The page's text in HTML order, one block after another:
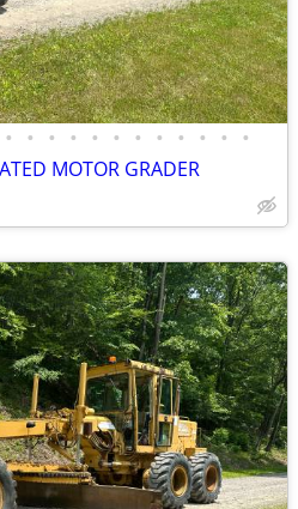
• • • • • • • • • • • •
MOTOR GRADER